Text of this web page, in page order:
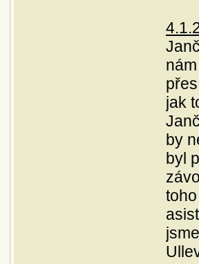
jak
by
byl